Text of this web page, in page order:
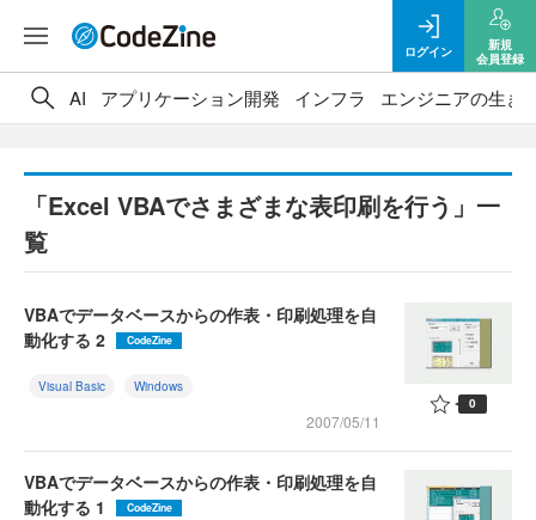
ログイン
新規
会員登録
AI アプリケーション開発 インフラ エンジニアの生き
「Excel VBAでさまざまな表印刷を行う」一
覧
VBAでデータベースからの作表・印刷処理を自
動化する 2
CodeZine
Visual Basic Windows
2007/05/11
0
VBAでデータベースからの作表・印刷処理を自
動化する 1
CodeZine